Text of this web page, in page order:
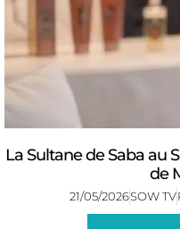
La Sultane de Saba au
de
21/05/2026SOW TV